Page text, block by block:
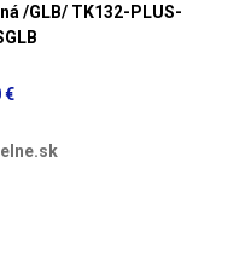
/GLB/ TK132-PLUS-
€